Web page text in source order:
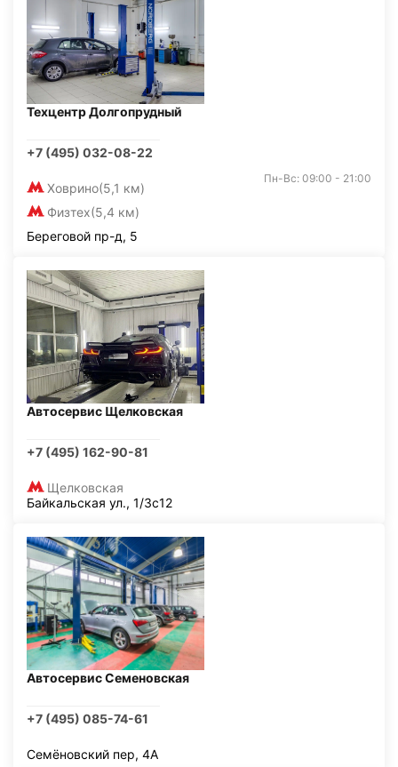
Техцентр Долгопрудный
+7 (495) 032-08-22
Ховрино(5,1 км)
Физтех(5,4 км)
Пн-Вс: 09:00 - 21:00
Береговой пр-д, 5
Автосервис Щелковская
+7 (495) 162-90-81
Щелковская
Байкальская ул., 1/3с12
Автосервис Семеновская
+7 (495) 085-74-61
Семёновский пер, 4А